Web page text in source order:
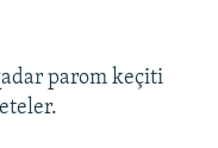
parom keçiti